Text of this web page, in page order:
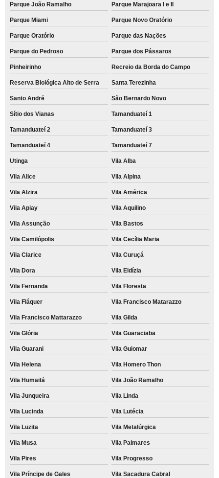
Parque João Ramalho Parque Marajoara I e II
Parque Miami Parque Novo Oratório
Parque Oratório Parque das Nações
Parque do Pedroso Parque dos Pássaros
Pinheirinho Recreio da Borda do Campo
Reserva Biológica Alto de Serra Santa Terezinha
Santo André São Bernardo Novo
Sítio dos Vianas Tamanduateí 1
Tamanduateí 2 Tamanduateí 3
Tamanduateí 4 Tamanduateí 7
Utinga Vila Alba
Vila Alice Vila Alpina
Vila Alzira Vila América
Vila Apiay Vila Aquilino
Vila Assunção Vila Bastos
Vila Camilópolis Vila Cecília Maria
Vila Clarice Vila Curuçá
Vila Dora Vila Eldízia
Vila Fernanda Vila Floresta
Vila Fláquer Vila Francisco Matarazzo
Vila Francisco Mattarazzo Vila Gilda
Vila Glória Vila Guaraciaba
Vila Guarani Vila Guiomar
Vila Helena Vila Homero Thon
Vila Humaitá Vila João Ramalho
Vila Junqueira Vila Linda
Vila Lucinda Vila Lutécia
Vila Luzita Vila Metalúrgica
Vila Musa Vila Palmares
Vila Pires Vila Progresso
Vila Príncipe de Gales Vila Sacadura Cabral